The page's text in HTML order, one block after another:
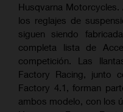
Husqvarna
los reglajes de
siguen siendo
completa lista de
competición. Las
Factory Racing, junto
Factory 4.1, forman
ambos modelo, con los